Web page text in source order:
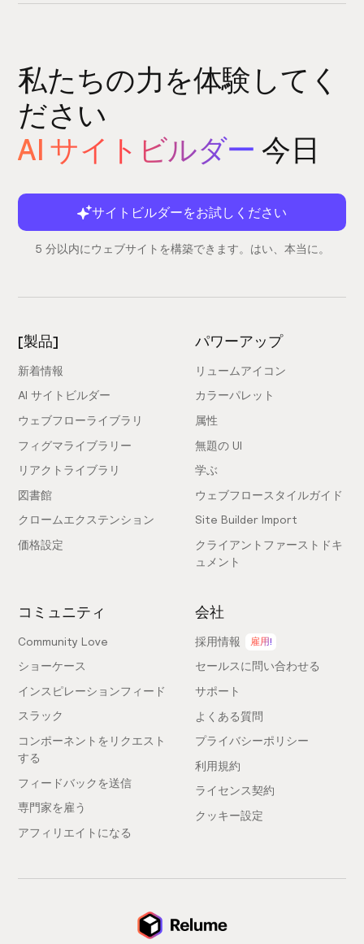
私たちの力を体験してく
ださい
AI サイトビルダー 今日
サイトビルダーをお試しください
5 分以内にウェブサイトを構築できます。はい、本当に。
[製品]
新着情報
AI サイトビルダー
ウェブフローライブラリ
フィグマライブラリー
リアクトライブラリ
図書館
クロームエクステンション
価格設定
パワーアップ
リュームアイコン
カラーパレット
属性
無題の UI
学ぶ
ウェブフロースタイルガイド
Site Builder Import
クライアントファーストドキ
ュメント
コミュニティ
Community Love
ショーケース
インスピレーションフィード
スラック
コンポーネントをリクエスト
する
フィードバックを送信
専門家を雇う
アフィリエイトになる
会社
採用情報 雇用!
セールスに問い合わせる
サポート
よくある質問
プライバシーポリシー
利用規約
ライセンス契約
クッキー設定